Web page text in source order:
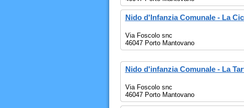
Nido d'Infanzia Comunale - La
Via Foscolo snc
46047 Porto Mantovano
Nido d'infanzia Comunale - La
Via Foscolo snc
46047 Porto Mantovano